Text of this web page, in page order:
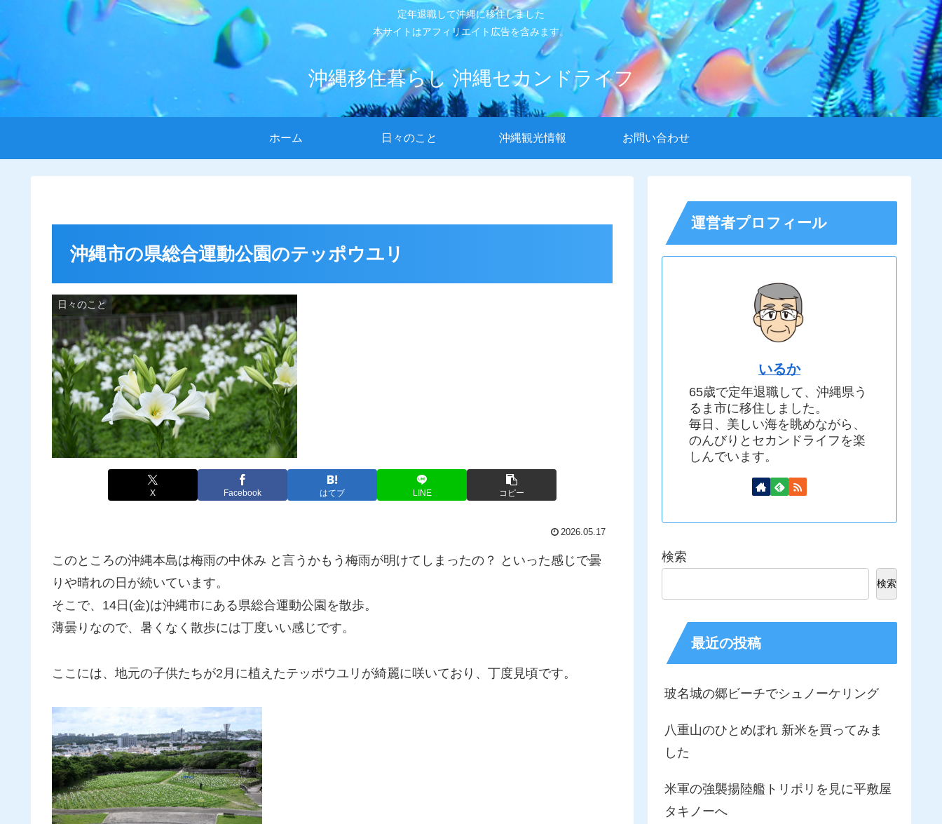
定年退職して沖縄に移住しました
本サイトはアフィリエイト広告を含みます。
沖縄移住暮らし 沖縄セカンドライフ
ホーム 日々のこと 沖縄観光情報 お問い合わせ
沖縄市の県総合運動公園のテッポウユリ
日々のこと
X Facebook はてブ LINE コピー
2026.05.17
このところの沖縄本島は梅雨の中休み と言うかもう梅雨が明けてしまったの？ といった感じで曇
りや晴れの日が続いています。
そこで、14日(金)は沖縄市にある県総合運動公園を散歩。
薄曇りなので、暑くなく散歩には丁度いい感じです。
ここには、地元の子供たちが2月に植えたテッポウユリが綺麗に咲いており、丁度見頃です。
運営者プロフィール
いるか
65歳で定年退職して、沖縄県う
るま市に移住しました。
毎日、美しい海を眺めながら、
のんびりとセカンドライフを楽
しんでいます。
検索
検索
最近の投稿
玻名城の郷ビーチでシュノーケリング
八重山のひとめぼれ 新米を買ってみま
した
米軍の強襲揚陸艦トリポリを見に平敷屋
タキノーへ